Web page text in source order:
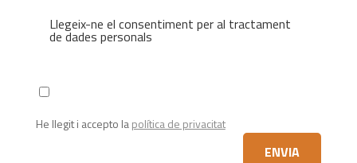
Llegeix-ne el consentiment per al tractament
de dades personals
He llegit i accepto lapolítica de privacitat